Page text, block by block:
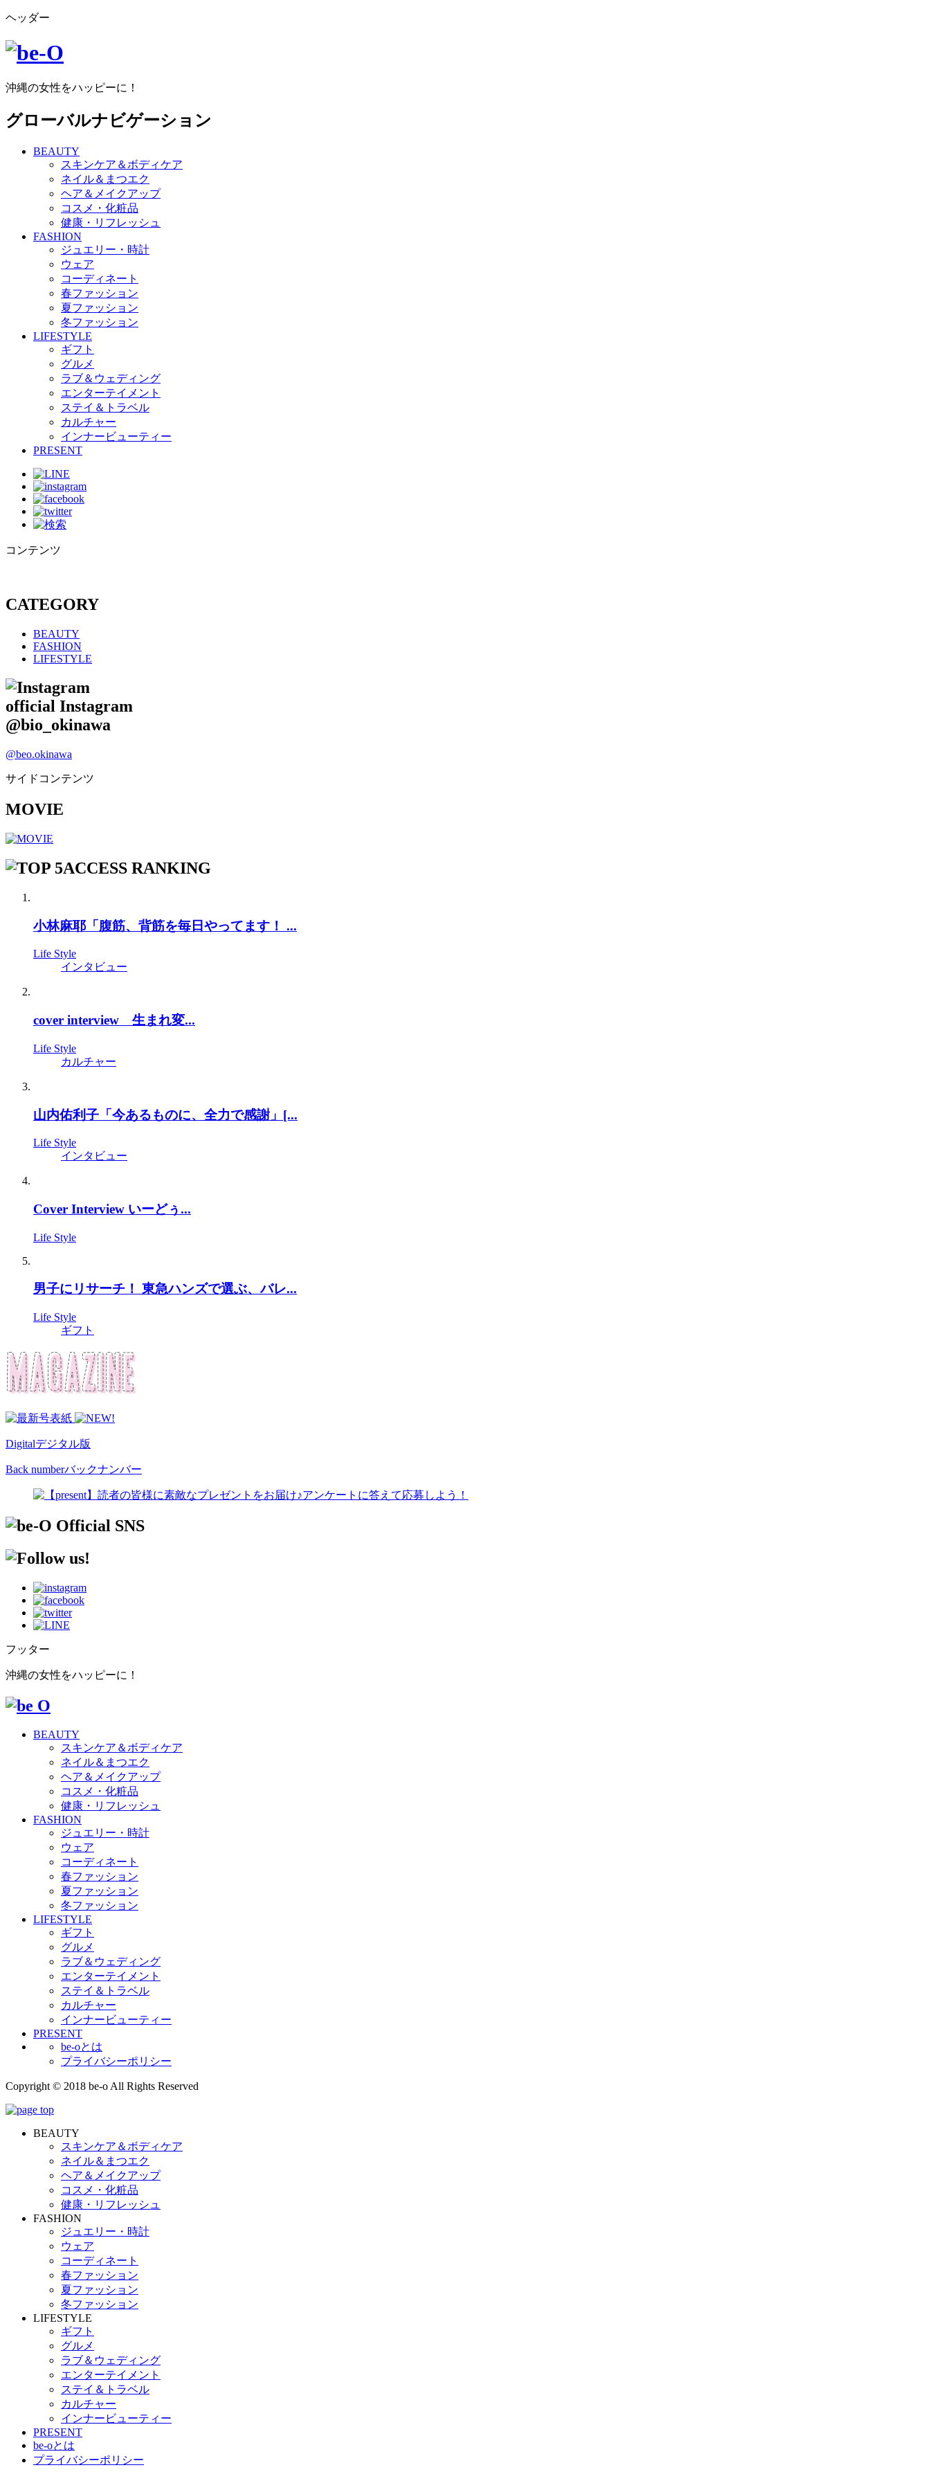
ヘッダー
沖縄の女性をハッピーに！
グローバルナビゲーション
BEAUTY
スキンケア＆ボディケア
ネイル＆まつエク
ヘア＆メイクアップ
コスメ・化粧品
健康・リフレッシュ
FASHION
ジュエリー・時計
ウェア
コーディネート
春ファッション
夏ファッション
冬ファッション
LIFESTYLE
ギフト
グルメ
ラブ＆ウェディング
エンターテイメント
ステイ＆トラベル
カルチャー
インナービューティー
PRESENT
コンテンツ
CATEGORY
BEAUTY
FASHION
LIFESTYLE
official Instagram
@bio_okinawa
@beo.okinawa
サイドコンテンツ
MOVIE
ACCESS RANKING
小林麻耶「腹筋、背筋を毎日やってます！ ...
Life Style
インタビュー
cover interview 生まれ変...
Life Style
カルチャー
山内佑利子「今あるものに、全力で感謝」[...
Life Style
インタビュー
Cover Interview いーどぅ...
Life Style
男子にリサーチ！ 東急ハンズで選ぶ、バレ...
Life Style
ギフト
Digitalデジタル版
Back numberバックナンバー
フッター
沖縄の女性をハッピーに！
BEAUTY
スキンケア＆ボディケア
ネイル＆まつエク
ヘア＆メイクアップ
コスメ・化粧品
健康・リフレッシュ
FASHION
ジュエリー・時計
ウェア
コーディネート
春ファッション
夏ファッション
冬ファッション
LIFESTYLE
ギフト
グルメ
ラブ＆ウェディング
エンターテイメント
ステイ＆トラベル
カルチャー
インナービューティー
PRESENT
be-oとは
プライバシーポリシー
Copyright © 2018 be-o All Rights Reserved
BEAUTY
スキンケア＆ボディケア
ネイル＆まつエク
ヘア＆メイクアップ
コスメ・化粧品
健康・リフレッシュ
FASHION
ジュエリー・時計
ウェア
コーディネート
春ファッション
夏ファッション
冬ファッション
LIFESTYLE
ギフト
グルメ
ラブ＆ウェディング
エンターテイメント
ステイ＆トラベル
カルチャー
インナービューティー
PRESENT
be-oとは
プライバシーポリシー